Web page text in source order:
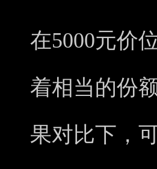
在5000元价
着相当的份
果对比下，